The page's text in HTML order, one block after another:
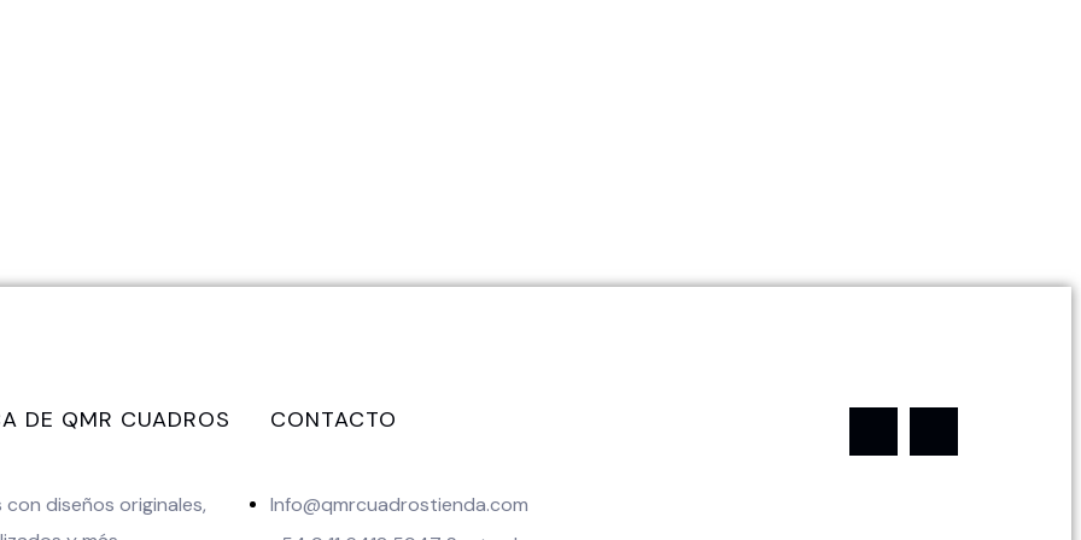
DE QMR CUADROS
con diseños originales,
CONTACTO
Info@qmrcuadrostienda.com